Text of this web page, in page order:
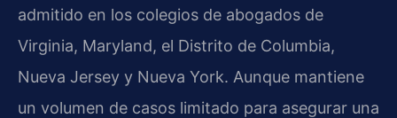
admitido en los colegios de abogados de
Virginia, Maryland, el Distrito de Columbia,
Nueva Jersey y Nueva York. Aunque mantiene
un volumen de casos limitado para asegurar una